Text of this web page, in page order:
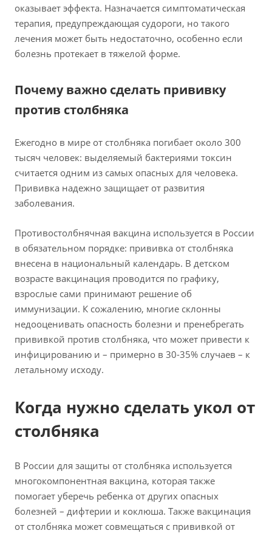
оказывает эффекта. Назначается симптоматическая
терапия, предупреждающая судороги, но такого
лечения может быть недостаточно, особенно если
болезнь протекает в тяжелой форме.
Почему важно сделать прививку
против столбняка
Ежегодно в мире от столбняка погибает около 300
тысяч человек: выделяемый бактериями токсин
считается одним из самых опасных для человека.
Прививка надежно защищает от развития
заболевания.
Противостолбнячная вакцина используется в России
в обязательном порядке: прививка от столбняка
внесена в национальный календарь. В детском
возрасте вакцинация проводится по графику,
взрослые сами принимают решение об
иммунизации. К сожалению, многие склонны
недооценивать опасность болезни и пренебрегать
прививкой против столбняка, что может привести к
инфицированию и – примерно в 30-35% случаев – к
летальному исходу.
Когда нужно сделать укол от
столбняка
В России для защиты от столбняка используется
многокомпонентная вакцина, которая также
помогает уберечь ребенка от других опасных
болезней – дифтерии и коклюша. Также вакцинация
от столбняка может совмещаться с прививкой от